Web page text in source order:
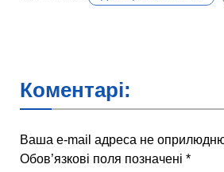
Коментарі:
Ваша e-mail адреса не
Обов’язкові поля позначені *